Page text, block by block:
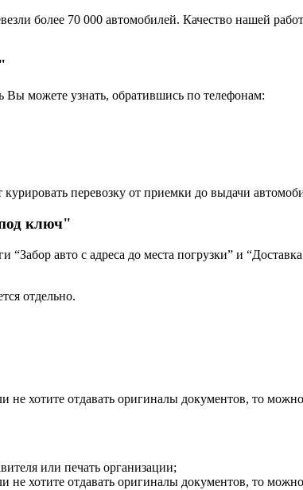
более 70 000 автомобилей. Качество нашей
Вы можете узнать, обратившись по телефонам:
перевозку от приемки до выдачи
ключ"
“Забор авто с адреса до места погрузки” и
отдельно.
не хотите отдавать оригиналы документов, то
или печать организации;
не хотите отдавать оригиналы документов, то